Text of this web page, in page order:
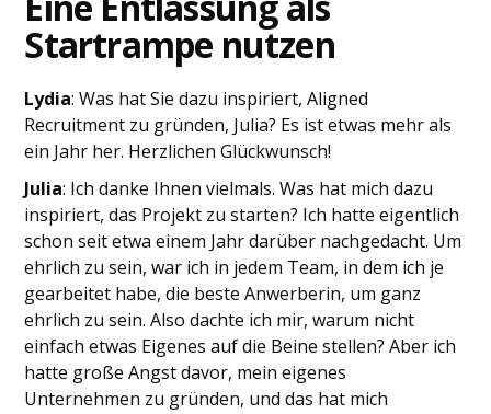
Startrampe nutzen
Lydia: Was hat Sie dazu inspiriert, Aligned
Recruitment zu gründen, Julia? Es ist etwas mehr als
ein Jahr her. Herzlichen Glückwunsch!
Julia: Ich danke Ihnen vielmals. Was hat mich dazu
inspiriert, das Projekt zu starten? Ich hatte eigentlich
schon seit etwa einem Jahr darüber nachgedacht. Um
ehrlich zu sein, war ich in jedem Team, in dem ich je
gearbeitet habe, die beste Anwerberin, um ganz
ehrlich zu sein. Also dachte ich mir, warum nicht
einfach etwas Eigenes auf die Beine stellen? Aber ich
hatte große Angst davor, mein eigenes
Unternehmen zu gründen, und das hat mich